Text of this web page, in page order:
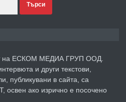
преди 5 дни
парцел в гр. Хасково кв.
Търси
на ЕСКОМ МЕДИА ГРУП ООД.
и други текстови,
публикувани в сайта, са
освен ако изрично е посочено